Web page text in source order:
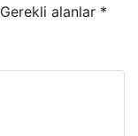
Gerekli alanlar *